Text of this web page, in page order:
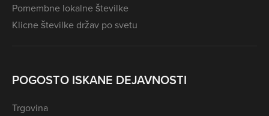
Pomembne lokalne številke
Klicne številke držav po svetu
POGOSTO ISKANE DEJAVNOSTI
Trgovina